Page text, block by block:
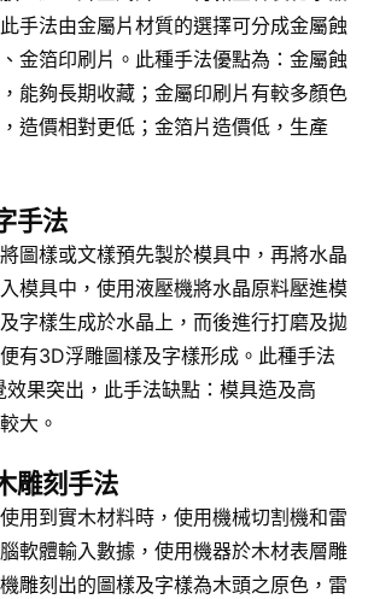
手法由金屬片材質的選擇可分成金屬蝕
金箔印刷片。此種手法優點為：金屬蝕
能夠長期收藏；金屬印刷片有較多顏色
造價相對更低；金箔片造價低，生產
手法
圖樣或文樣預先製於模具中，再將水晶
模具中，使用液壓機將水晶原料壓進模
字樣生成於水晶上，而後進行打磨及拋
有3D浮雕圖樣及字樣形成。此種手法
果突出，此手法缺點：模具造及高
大。
雕刻手法
用到實木材料時，使用機械切割機和雷
軟體輸入數據，使用機器於木材表層雕
雕刻出的圖樣及字樣為木頭之原色，雷